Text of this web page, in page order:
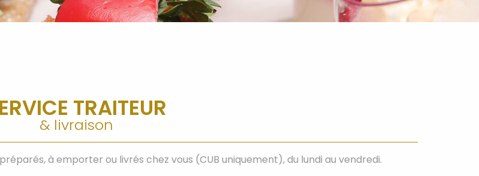
TRAITEUR
& livraison
à emporter ou livrés chez vous (CUB uniquement), du lundi au vendredi.